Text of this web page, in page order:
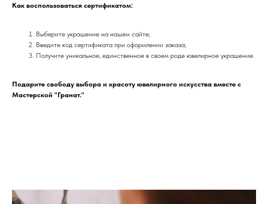
Как воспользоваться сертификатом:
Выберите украшение на нашем сайте;
Введите код сертификата при оформлении заказа;
Получите уникальное, единственное в своем роде ювелирное украшение.
Подарите свободу выбора и красоту ювелирного искусства вместе с
Мастерской "Гранат."